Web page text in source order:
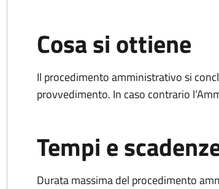
Cosa si ottiene
Il procedimento amministrativo si
provvedimento. In caso contrario
Tempi e
Durata massima del procedimento